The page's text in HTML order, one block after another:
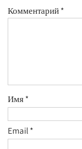
Комментарий*
Имя*
Email*